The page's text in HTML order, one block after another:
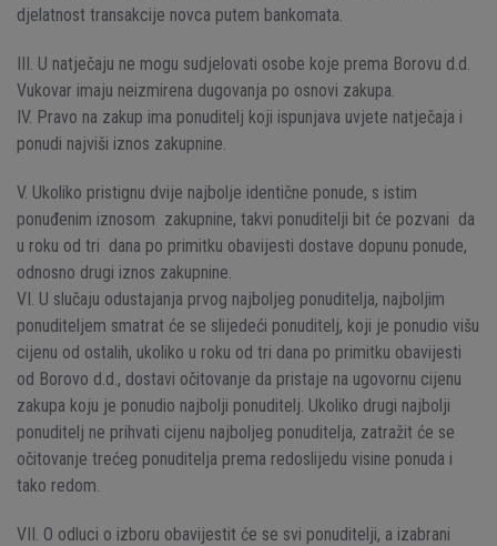
djelatnost transakcije novca putem bankomata.
III. U natječaju ne mogu sudjelovati osobe koje prema Borovu d.d.
Vukovar imaju neizmirena dugovanja po osnovi zakupa.
IV. Pravo na zakup ima ponuditelj koji ispunjava uvjete natječaja i
ponudi najviši iznos zakupnine.
V. Ukoliko pristignu dvije najbolje identične ponude, s istim
ponuđenim iznosom zakupnine, takvi ponuditelji bit će pozvani da
u roku od tri dana po primitku obavijesti dostave dopunu ponude,
odnosno drugi iznos zakupnine.
VI. U slučaju odustajanja prvog najboljeg ponuditelja, najboljim
ponuditeljem smatrat će se slijedeći ponuditelj, koji je ponudio višu
cijenu od ostalih, ukoliko u roku od tri dana po primitku obavijesti
od Borovo d.d., dostavi očitovanje da pristaje na ugovornu cijenu
zakupa koju je ponudio najbolji ponuditelj. Ukoliko drugi najbolji
ponuditelj ne prihvati cijenu najboljeg ponuditelja, zatražit će se
očitovanje trećeg ponuditelja prema redoslijedu visine ponuda i
tako redom.
VII. O odluci o izboru obavijestit će se svi ponuditelji, a izabrani